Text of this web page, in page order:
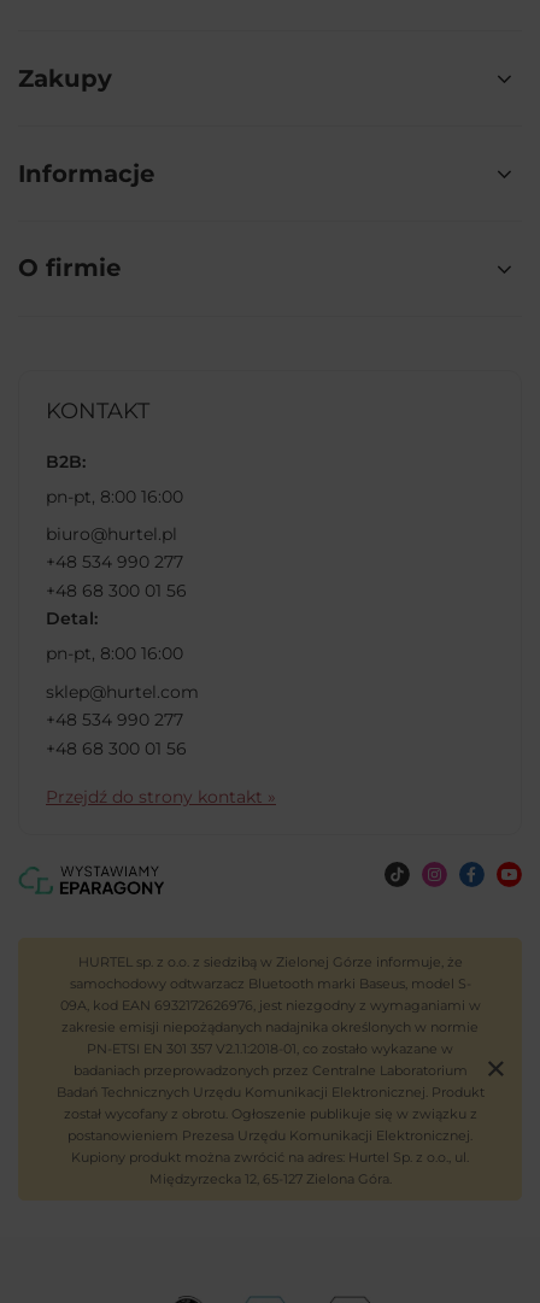
Zakupy
Informacje
O firmie
KONTAKT
B2B:
pn-pt, 8:00 16:00
biuro@hurtel.pl
+48 534 990 277
+48 68 300 01 56
Detal:
pn-pt, 8:00 16:00
sklep@hurtel.com
+48 534 990 277
+48 68 300 01 56
Przejdź do strony kontakt »
HURTEL sp. z o.o. z siedzibą w Zielonej Górze informuje, że
samochodowy odtwarzacz Bluetooth marki Baseus, model S-
09A, kod EAN 6932172626976, jest niezgodny z wymaganiami w
zakresie emisji niepożądanych nadajnika określonych w normie
PN-ETSI EN 301 357 V2.1.1:2018-01, co zostało wykazane w
badaniach przeprowadzonych przez Centralne Laboratorium
Badań Technicznych Urzędu Komunikacji Elektronicznej. Produkt
został wycofany z obrotu. Ogłoszenie publikuje się w związku z
postanowieniem Prezesa Urzędu Komunikacji Elektronicznej.
Kupiony produkt można zwrócić na adres: Hurtel Sp. z o.o., ul.
Międzyrzecka 12, 65-127 Zielona Góra.